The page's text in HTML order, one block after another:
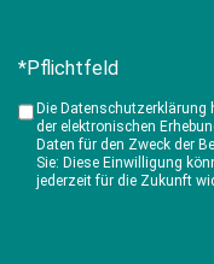
*Pflichtfeld
Die
der elektronischen
Daten für den Zweck der
Sie: Diese Einwilligung
jederzeit für die Zukunft